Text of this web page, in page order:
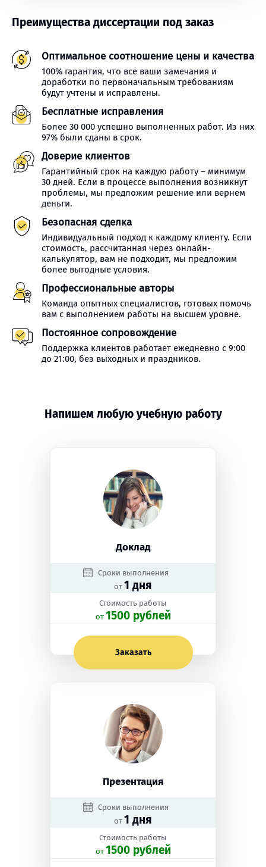
Преимущества диссертации под заказ
Оптимальное соотношение цены и качества
100% гарантия, что все ваши замечания и
доработки по первоначальным требованиям
будут учтены и исправлены.
Бесплатные исправления
Более 30 000 успешно выполненных работ. Из них
97% были сданы в срок.
Доверие клиентов
Гарантийный срок на каждую работу – минимум
30 дней. Если в процессе выполнения возникнут
проблемы, мы предложим решение или вернем
деньги.
Безопасная сделка
Индивидуальный подход к каждому клиенту. Если
стоимость, рассчитанная через онлайн-
калькулятор, вам не подходит, мы предложим
более выгодные условия.
Профессиональные авторы
Команда опытных специалистов, готовых помочь
вам с выполнением работы на высшем уровне.
Постоянное сопровождение
Поддержка клиентов работает ежедневно с 9:00
до 21:00, без выходных и праздников.
Напишем любую учебную работу
Доклад
Сроки выполнения
от 1 дня
Стоимость работы
oт 1500 рублей
Заказать
Презентация
Сроки выполнения
от 1 дня
Стоимость работы
oт 1500 рублей